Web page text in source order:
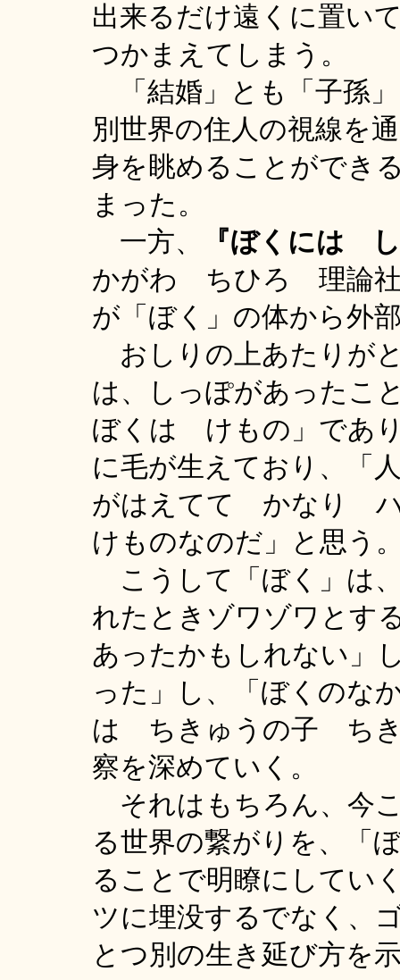
出来るだけ遠くに置い
つかまえてしまう。
「結婚」とも「子孫
別世界の住人の視線を
身を眺めることができ
まった。
一方、
『ぼく には
かがわ ちひろ 理論社
が「ぼく」の体から外
おしりの上あたりが
は、しっぽがあった
ぼくは けもの」であ
に毛が生えており、「
がはえてて かなり
けものなのだ」と思う
こうして「ぼく」は
れたときゾワゾワと
あったかもしれない
った」し、「ぼくのな
は ちきゅうの子 ちき
察を深めていく。
それはもちろん、今
る世界の繋がりを、「
ることで明瞭にしてい
ツに埋没するでなく、
とつ別の生き延び方を